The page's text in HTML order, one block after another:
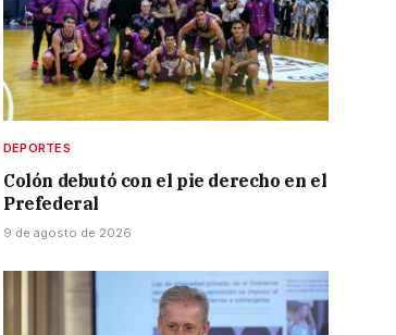
DEPORTES
Colón debutó con el pie derecho en el
Prefederal
9 de agosto de 2026